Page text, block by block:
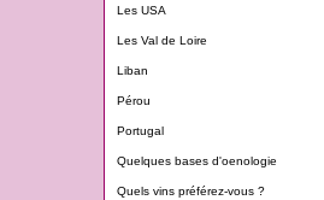
Les USA
Les Val de Loire
Liban
Pérou
Portugal
Quelques bases d'oenologie
Quels vins préférez-vous ?